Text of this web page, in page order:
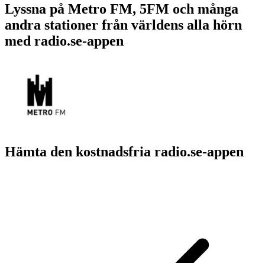
Lyssna på Metro FM, 5FM och många
andra stationer från världens alla hörn
med radio.se-appen
Hämta den kostnadsfria radio.se-appen